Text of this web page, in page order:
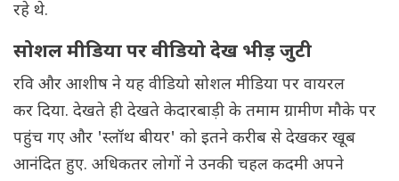
रहे थे.
सोशल मीडिया पर वीडियो देख भीड़ जुटी
रवि और आशीष ने यह वीडियो सोशल मीडिया पर वायरल
कर दिया. देखते ही देखते केदारबाड़ी क‌े तमाम ग्रामीण मौके पर
पहुंच गए और 'स्लॉथ बीयर' को इतने करीब से देखकर खूब
आनंदित हुए. अधिकतर लोगों ने उनकी चहल कदमी अपने